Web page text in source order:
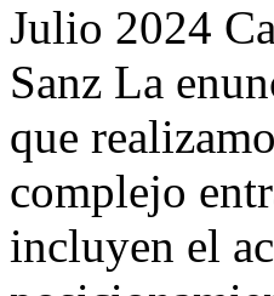
Julio 2024
Sanz La
que
complejo
incluyen el